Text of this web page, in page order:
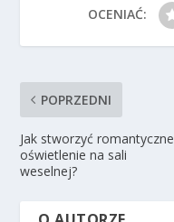
OCENIAĆ:
POPRZEDNI
Jak stworzyć romantyczne
oświetlenie na sali
weselnej?